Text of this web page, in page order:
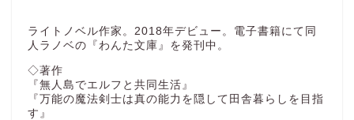
ライトノベル作家。2018年デビュー。電子書籍にて同
人ラノベの『わんた文庫』を発刊中。
◇著作
『無人島でエルフと共同生活』
『万能の魔法剣士は真の能力を隠して田舎暮らしを目指
す』